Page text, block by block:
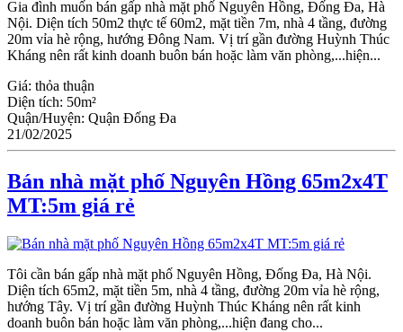
Gia đình muốn bán gấp nhà mặt phố Nguyên Hồng, Đống Đa, Hà
Nội. Diện tích 50m2 thực tế 60m2, mặt tiền 7m, nhà 4 tầng, đường
20m vỉa hè rộng, hướng Đông Nam. Vị trí gần đường Huỳnh Thúc
Kháng nên rất kinh doanh buôn bán hoặc làm văn phòng,...hiện...
Giá: thỏa thuận
Diện tích: 50m²
Quận/Huyện: Quận Đống Đa
21/02/2025
Bán nhà mặt phố Nguyên Hồng 65m2x4T
MT:5m giá rẻ
Tôi cần bán gấp nhà mặt phố Nguyên Hồng, Đống Đa, Hà Nội.
Diện tích 65m2, mặt tiền 5m, nhà 4 tầng, đường 20m vỉa hè rộng,
hướng Tây. Vị trí gần đường Huỳnh Thúc Kháng nên rất kinh
doanh buôn bán hoặc làm văn phòng,...hiện đang cho...